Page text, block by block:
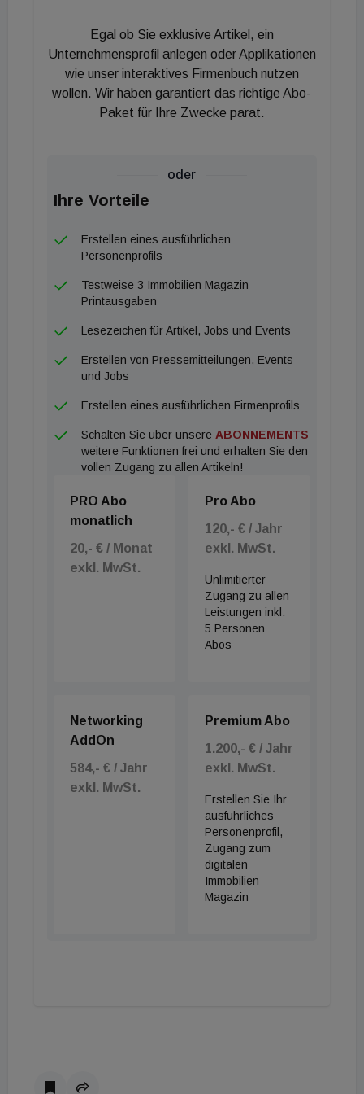
Volumen dieses Mandats auf ca. 127 Millionen
Euro.
Egal ob Sie exklusive Artikel, ein
Unternehmensprofil anlegen oder Applikationen
wie unser interaktives Firmenbuch nutzen
wollen. Wir haben garantiert das richtige Abo-
Paket für Ihre Zwecke parat.
oder
Ihre Vorteile
Erstellen eines ausführlichen
Personenprofils
Testweise 3 Immobilien Magazin
Printausgaben
Lesezeichen für Artikel, Jobs und Events
Erstellen von Pressemitteilungen, Events
und Jobs
Erstellen eines ausführlichen Firmenprofils
Schalten Sie über unsere ABONNEMENTS
weitere Funktionen frei und erhalten Sie den
vollen Zugang zu allen Artikeln!
PRO Abo
monatlich
20,- € / Monat
exkl. MwSt.
Pro Abo
120,- € / Jahr
exkl. MwSt.
Unlimitierter
Zugang zu allen
Leistungen inkl.
5 Personen
Abos
Networking
AddOn
584,- € / Jahr
exkl. MwSt.
Premium Abo
1.200,- € / Jahr
exkl. MwSt.
Erstellen Sie Ihr
ausführliches
Personenprofil,
Zugang zum
digitalen
Immobilien
Magazin